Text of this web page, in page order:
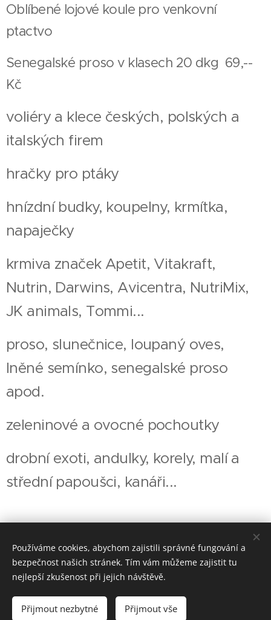
Oblíbené lojové koule pro venkovní
ptactvo
Senegalské proso v klasech 20 dkg 69,--
Kč
voliéry a klece českých, polských a
italských firem
hračky pro ptáky
hnízdní budky, koupelny, krmítka,
napaječky
krmiva značek Apetit, Vitakraft,
Nutrin, Darwins, Avicentra, NutriMix,
JK animals, Tommi...
proso, slunečnice, loupaný oves,
lněné semínko, senegalské proso
apod.
zeleninové a ovocné pochoutky
drobní exoti, andulky, korely, malí a
střední papoušci, kanáři...
© Jirků - akvarium, Kratochvílova 17, 750 02 Přerov, tel: 581
738 430, 607 835 379
Vytvořeno službouWebnode
Používáme cookies, abychom zajistili správné fungování a
bezpečnost našich stránek. Tím vám můžeme zajistit tu
nejlepší zkušenost při jejich návštěvě.
Přijmout nezbytné Přijmout vše